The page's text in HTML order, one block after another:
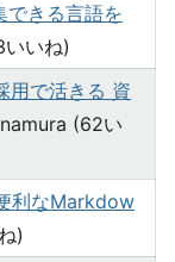
できる言語を
いね)
用で活きる 資
(62い
利なMarkdow
)